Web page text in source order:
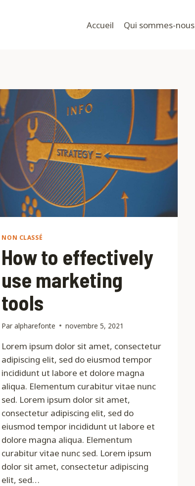
Accueil Qui sommes-nous
NON CLASSÉ
How to effectively
use marketing
tools
Par alpharefonte novembre 5, 2021
Lorem ipsum dolor sit amet, consectetur
adipiscing elit, sed do eiusmod tempor
incididunt ut labore et dolore magna
aliqua. Elementum curabitur vitae nunc
sed. Lorem ipsum dolor sit amet,
consectetur adipiscing elit, sed do
eiusmod tempor incididunt ut labore et
dolore magna aliqua. Elementum
curabitur vitae nunc sed. Lorem ipsum
dolor sit amet, consectetur adipiscing
elit, sed…